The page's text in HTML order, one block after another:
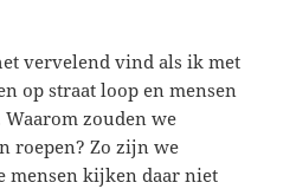
vervelend vind als ik met
op straat loop en mensen
zouden we
roepen? Zo zijn we
mensen kijken daar niet